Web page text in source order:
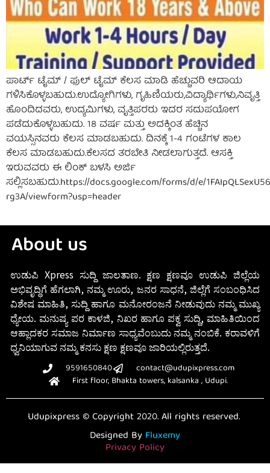
ಪಾರ್ಟ್ ಟೈಮ್ / ಫುಲ್ ಟೈಮ್ ಕೆಲಸ ಮಾಡಿ ಹೆಚ್ಚುವರಿ ಆದಾಯ
ಗಳಿಸಿಕೊಳ್ಳಬಹುದು.ಉದ್ಯೋಗಿಗಳು, ಗೃಹಿಣಿಯರು,ವಿದ್ಯಾರ್ಥಿಗಳು,ನಿವೃತ್ತಿ
ಹೊಂದಿದವರು, ಉದ್ಯಮಿಗಳು, ವೃತ್ತಿಪರರು ಇದರ ಸದುಪಯೋಗ
ಪಡೆದುಕೊಳ್ಳಬಹುದು. 18 ವರ್ಷ ಮತ್ತು ಅದಕ್ಕಿಂತ ಹೆಚ್ಚಿನ
ವಯಸ್ಸಿನವರು ಕೆಲಸ ಮಾಡಬಹುದು. ದಿನಕ್ಕೆ 1-4 ಗಂಟೆಗಳ ಕಾಲ
ಕೆಲಸ ಮಾಡಬಹುದು.ಕೆಲಸದ ತರಬೇತಿ ನೀಡಲಾಗುತ್ತದೆ. ಆಸಕ್ತಿ
ಇರುವವರು ಈ ಲಿಂಕ್ ಬಳಸಿ ಅರ್ಜಿ
ಸಲ್ಲಿಸಬಹುದು.https://docs.google.com/forms/d/e/
rg3A/viewform?usp=header
About us
ಉಡುಪಿ Xpress ಸುದ್ದಿ ಜಾಲತಾಣ. ಕ್ಷಣ ಕ್ಷಣವೂ ಉಡುಪಿ ಜಿಲ್ಲೆಯ
ಅಭಿವೃದ್ಧಿಗೆ ಹೆಗಲಾಗಿ, ನಮ್ಮ ಊರು, ಜನರ ಸಾಧನೆ, ಜಿಲ್ಲೆಗೆ ಸಂಬಂಧಿಸಿದ
ವಿಶೇಷ ಮಾಹಿತಿ, ಸುದ್ದಿ ಹಾಗೂ ಮನೋರಂಜನೆ ನೀಡುವುದು ನಮ್ಮ ಮುಖ್ಯ
ಧ್ಯೇಯ. ಮನುಷ್ಯ ಪರ ಕಾಳಜಿ, ನಿಖರ ಹಾಗೂ ಪಕ್ವ ಸುದ್ದಿ, ಮಾಹಿತಿಯಿಂದ
ಆಹ್ಲಾದಕರ ಸಮಾಜ ನಿರ್ಮಾಣ ಸಾಧ್ಯವೆಂಬುದು ನಮ್ಮ ನಂಬಿಕೆ. ಕರಾವಳಿಗೆ
ಧ್ವನಿಯಾಗುವ ನಮ್ಮ ಕನಸು ಕ್ಷಣ ಕ್ಷಣವೂ ಜಾರಿಯಲ್ಲಿರುತ್ತದೆ.
9591650840
contact@udupixpress.com
First floor, Bhakta towers, kalsanka , Udupi.
Udupixpress © Copyright 2020. All rights reserved.
Designed By Fluxemy
Privacy Policy